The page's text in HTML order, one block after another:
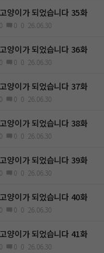
양이가 되었습니다 35화
0 0 0 26.06.30
양이가 되었습니다 36화
0 0 0 26.06.30
양이가 되었습니다 37화
0 0 0 26.06.30
양이가 되었습니다 38화
0 0 0 26.06.30
양이가 되었습니다 39화
0 0 0 26.06.30
양이가 되었습니다 40화
0 0 0 26.06.30
양이가 되었습니다 41화
0 0 0 26.06.30